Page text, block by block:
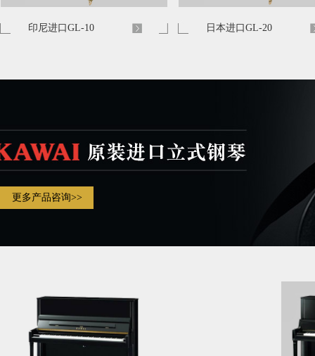
印尼进口GL-10 日本进口GL-20
更多产品咨询>>